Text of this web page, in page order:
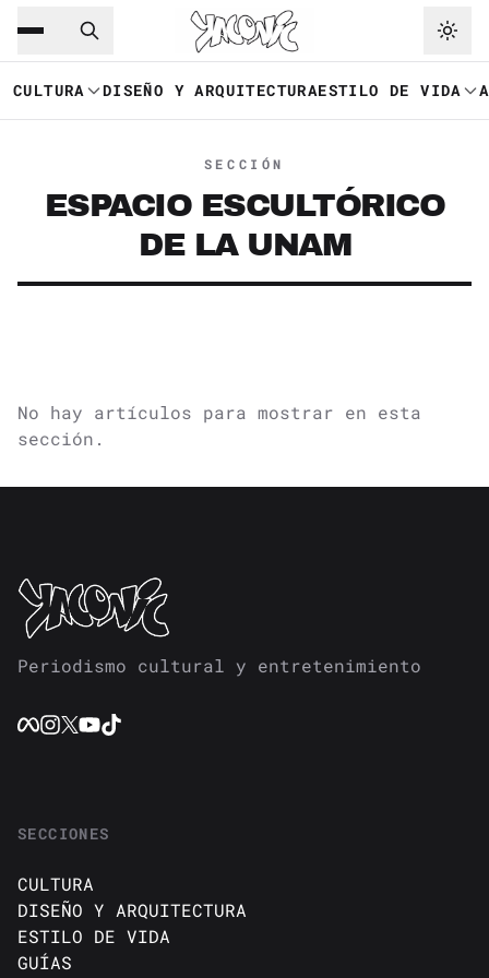
Saltar al contenido principal
CULTURA DISEÑO Y ARQUITECTURAESTILO DE VIDA
SECCIÓN
ESPACIO ESCULTÓRICO
DE LA UNAM
No hay artículos para mostrar en esta
sección.
Periodismo cultural y entretenimiento
SECCIONES
CULTURA
DISEÑO Y ARQUITECTURA
ESTILO DE VIDA
GUÍAS